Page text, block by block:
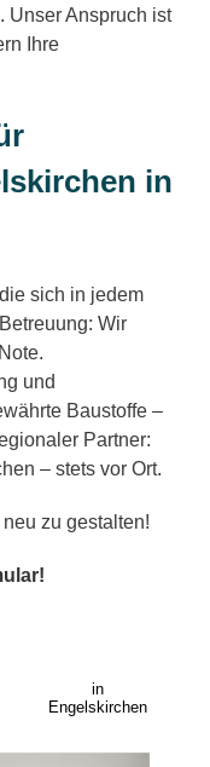
Unser Anspruch ist
Ihre
in
sich in jedem
Wir
und
Baustoffe –
Partner:
– stets vor Ort.
zu gestalten!
in
Engelskirchen